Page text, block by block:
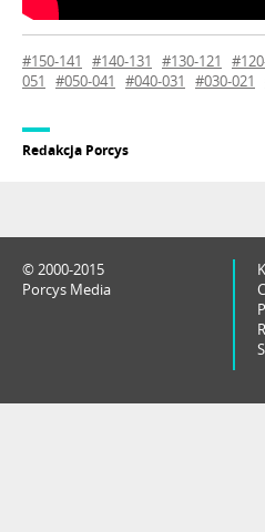
#150-141 #140-131 #130-121
051
#050-041 #040-031 #030-021
Redakcja Porcys
© 2000-2015
Porcys Media